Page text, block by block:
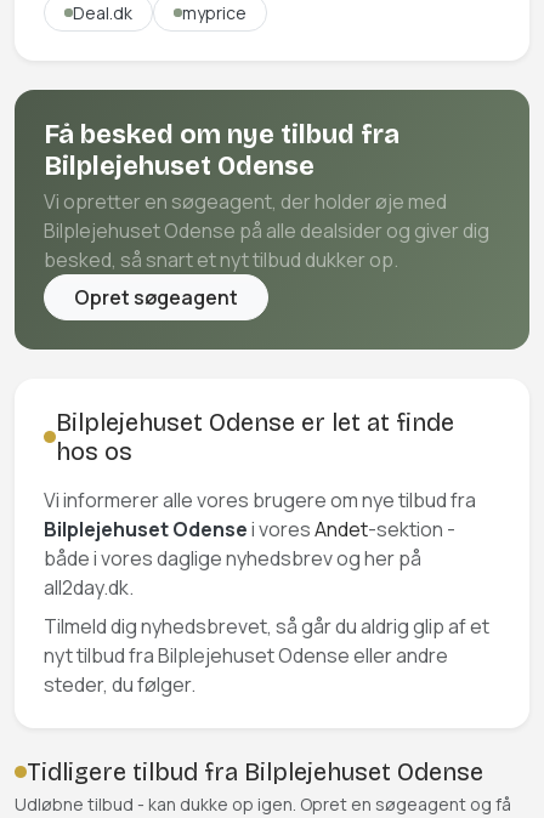
Deal.dk myprice
Få besked om nye tilbud fra
Bilplejehuset Odense
Vi opretter en søgeagent, der holder øje med
Bilplejehuset Odense på alle dealsider og giver dig
besked, så snart et nyt tilbud dukker op.
Opret søgeagent
Bilplejehuset Odense er let at finde
hos os
Vi informerer alle vores brugere om nye tilbud fra
Bilplejehuset Odensei voresAndet-sektion -
både i vores daglige nyhedsbrev og her på
all2day.dk.
Tilmeld dig nyhedsbrevet, så går du aldrig glip af et
nyt tilbud fra Bilplejehuset Odense eller andre
steder, du følger.
Tidligere tilbud fra Bilplejehuset Odense
Udløbne tilbud - kan dukke op igen. Opret en søgeagent og få